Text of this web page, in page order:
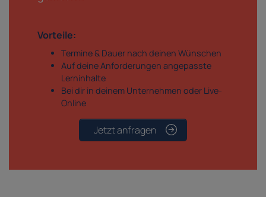
Vorteile:
Termine & Dauer nach deinen Wünschen
Auf deine Anforderungen angepasste
Lerninhalte
Bei dir in deinem Unternehmen oder Live-
Online
Jetzt anfragen